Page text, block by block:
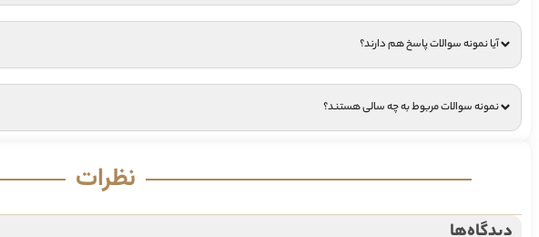
آیا نمونه سوالات پاسخ هم دارند؟
نمونه سوالات مربوط به چه سالی هستند؟
نظرات